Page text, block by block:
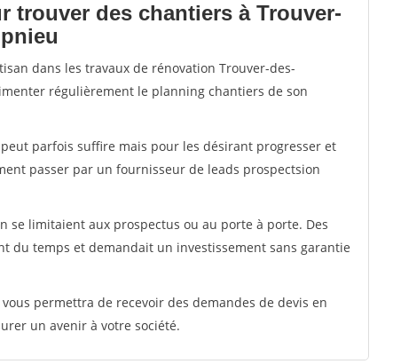
trouver des chantiers à Trouver-
dans les travaux de rénovation Trouver-des-
régulièrement le planning chantiers de son
parfois suffire mais pour les désirant progresser et
passer par un fournisseur de leads prospectsion
se limitaient aux prospectus ou au porte à porte. Des
du temps et demandait un investissement sans garantie
permettra de recevoir des demandes de devis en
un avenir à votre société.